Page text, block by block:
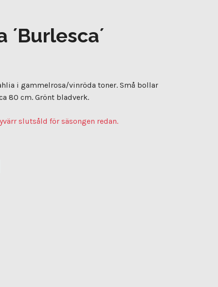
´Burlesca´
i gammelrosa/vinröda toner. Små bollar
80 cm. Grönt bladverk.
slutsåld för säsongen redan.